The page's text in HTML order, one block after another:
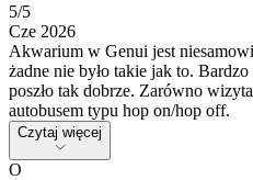
5/5
Cze 2026
Akwarium w Genui jest
żadne nie było takie jak to.
poszło tak dobrze. Zarówno
autobusem typu hop on/hop off.
Czytaj więcej
O